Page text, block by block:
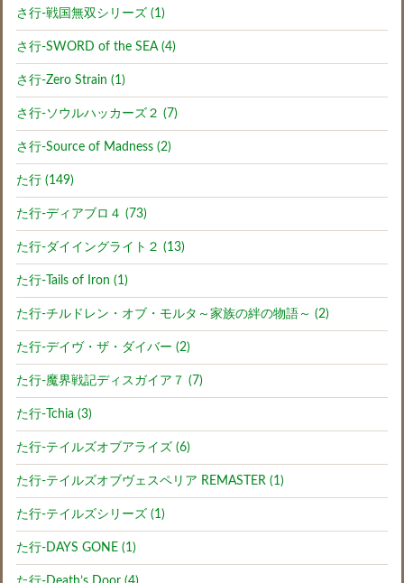
さ行-戦国無双シリーズ (1)
さ行-SWORD of the SEA (4)
さ行-Zero Strain (1)
さ行-ソウルハッカーズ２ (7)
さ行-Source of Madness (2)
た行 (149)
た行-ディアブロ４ (73)
た行-ダイイングライト２ (13)
た行-Tails of Iron (1)
た行-チルドレン・オブ・モルタ～家族の絆の物語～ (2)
た行-デイヴ・ザ・ダイバー (2)
た行-魔界戦記ディスガイア７ (7)
た行-Tchia (3)
た行-テイルズオブアライズ (6)
た行-テイルズオブヴェスペリア REMASTER (1)
た行-テイルズシリーズ (1)
た行-DAYS GONE (1)